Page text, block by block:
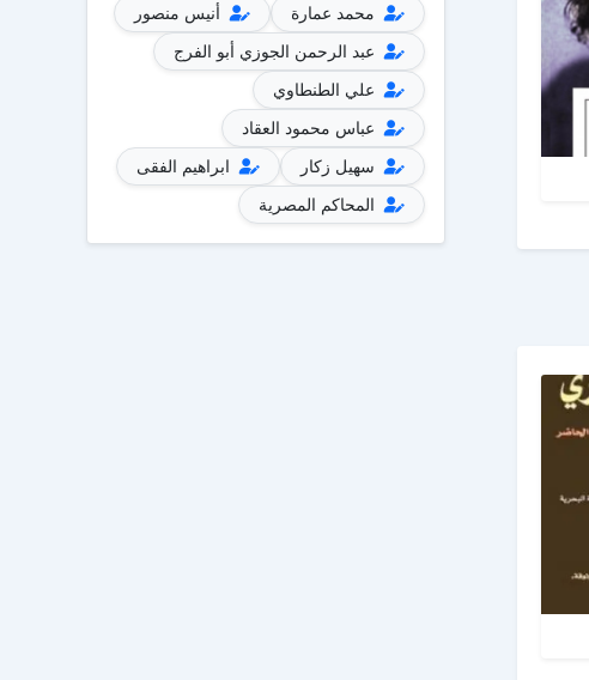
محمد عمارة
أنيس منصور
عبد الرحمن الجوزي أبو الفرج
علي الطنطاوي
عباس محمود العقاد
سهيل زكار
ابراهيم الفقى
المحاكم المصرية